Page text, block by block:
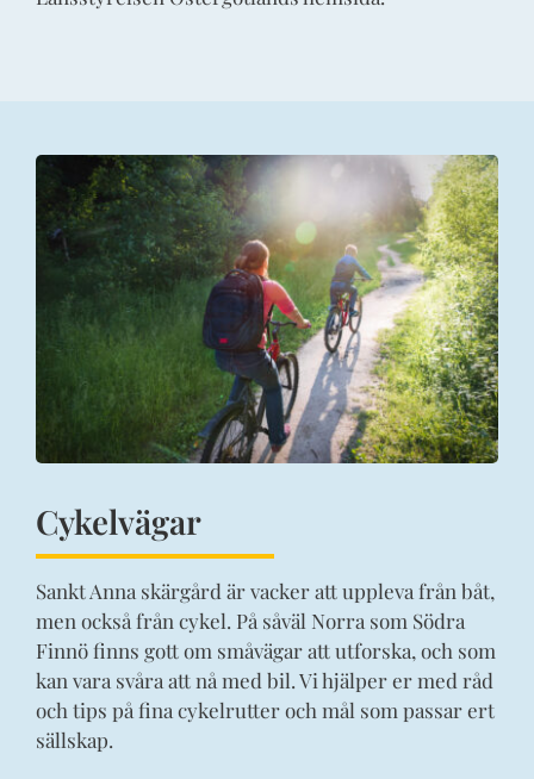
Cykelvägar
Sankt Anna skärgård är vacker att uppleva från båt,
men också från cykel. På såväl Norra som Södra
Finnö finns gott om småvägar att utforska, och som
kan vara svåra att nå med bil. Vi hjälper er med råd
och tips på fina cykelrutter och mål som passar ert
sällskap.